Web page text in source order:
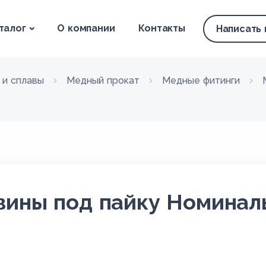
О компании Контакты Написать
сплавы Медный прокат Медные фитинги
под пайку